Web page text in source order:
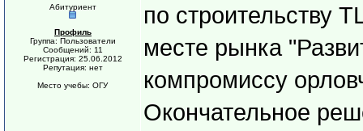
Абитуриент
Профиль
Группа: Пользователи
Сообщений: 11
Регистрация: 25.06.2012
Репутация: нет
Место учебы: ОГУ
по строительству
месте рынка
компромиссу
Окончательное